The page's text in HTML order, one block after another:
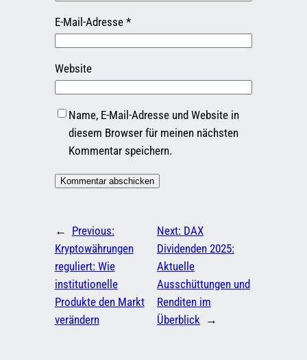
E-Mail-Adresse *
Website
Name, E-Mail-Adresse und Website in
diesem Browser für meinen nächsten
Kommentar speichern.
← Previous:
Kryptowährungen
reguliert: Wie
institutionelle
Produkte den Markt
verändern
Next: DAX
Dividenden 2025:
Aktuelle
Ausschüttungen und
Renditen im
Überblick →